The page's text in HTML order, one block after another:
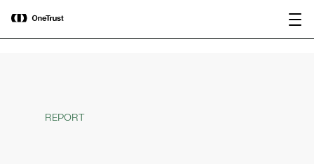
OneTrust nominata “Visionaria” nel
Magic Quadrant™ 2026 di Gartner®
per le piattaforme di governance
REPORT